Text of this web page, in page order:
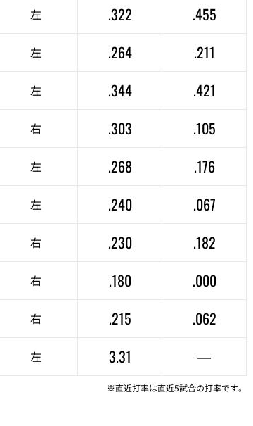
左 .322
.455
左 .264
.211
左 .344
.421
右 .303
.105
左 .268
.176
左 .240
.067
右 .230
.182
右 .180
.000
右 .215
.062
左 3.31 —
※直近打率は直近5試合の打率です。